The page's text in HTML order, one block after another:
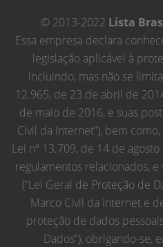
© 2013-2022 Lista
Essa empresa declara
legislação aplicável à
incluindo, mas não se
12.965, de 23 de abril de
de maio de 2016, e suas
Civil da Internet”), bem
Lei nº 13.709, de 14 de
regulamentos relacionados,
(“Lei Geral de Proteção de
Marco Civil da Internet e
proteção de dados
Dados”), obrigando-se,